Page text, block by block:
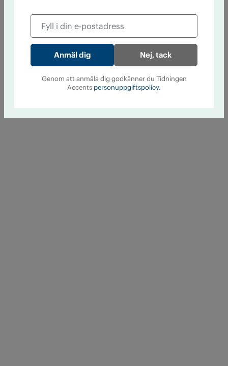
Nej, tack
Genom att anmäla dig godkänner du Tidningen
Accents personuppgiftspolicy.